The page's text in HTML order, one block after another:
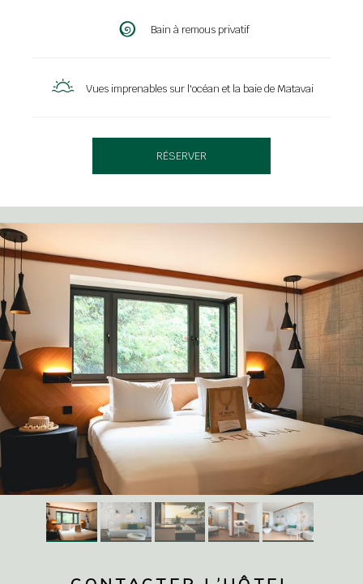
Bain à remous privatif
Vues imprenables sur l'océan et la baie de Matavai
RÉSERVER